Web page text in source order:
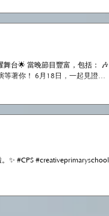
舞台🌟 當晚節目豐富，包括： 🎶
等著你！ 6月18日，一起見證同
✨ #CPS #creativeprimaryschool